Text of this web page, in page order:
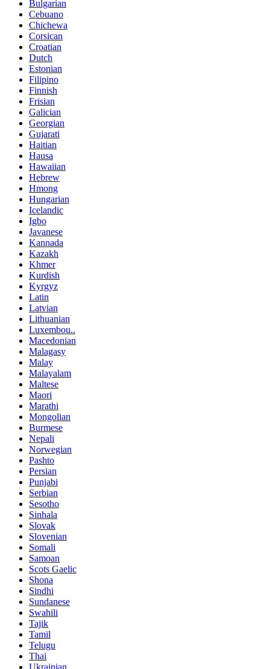
Bulgarian
Cebuano
Chichewa
Corsican
Croatian
Dutch
Estonian
Filipino
Finnish
Frisian
Galician
Georgian
Gujarati
Haitian
Hausa
Hawaiian
Hebrew
Hmong
Hungarian
Icelandic
Igbo
Javanese
Kannada
Kazakh
Khmer
Kurdish
Kyrgyz
Latin
Latvian
Lithuanian
Luxembou..
Macedonian
Malagasy
Malay
Malayalam
Maltese
Maori
Marathi
Mongolian
Burmese
Nepali
Norwegian
Pashto
Persian
Punjabi
Serbian
Sesotho
Sinhala
Slovak
Slovenian
Somali
Samoan
Scots Gaelic
Shona
Sindhi
Sundanese
Swahili
Tajik
Tamil
Telugu
Thai